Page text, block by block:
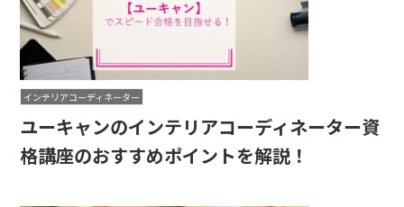
インテリアコーディネーター
ユーキャンのインテリアコーディネーター資
格講座のおすすめポイントを解説！